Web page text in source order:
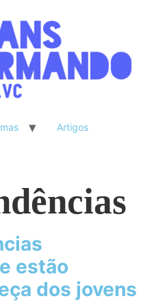
Artigos
estão
dos jovens